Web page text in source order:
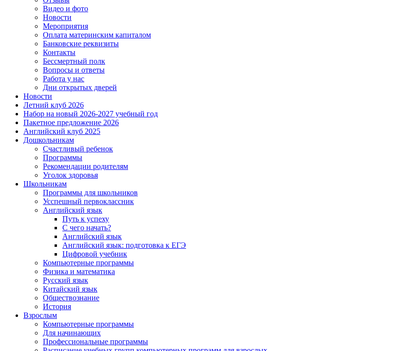
Видео и фото
Новости
Мероприятия
Оплата материнским капиталом
Банковские реквизиты
Контакты
Бессмертный полк
Вопросы и ответы
Работа у нас
Дни открытых дверей
Новости
Летний клуб 2026
Набор на новый 2026-2027 учебный год
Пакетное предложение 2026
Английский клуб 2025
Дошкольникам
Счастливый ребенок
Программы
Рекомендации родителям
Уголок здоровья
Школьникам
Программы для школьников
Усспешный первоклассник
Английский язык
Путь к успеху
С чего начать?
Английский язык
Английский язык: подготовка к ЕГЭ
Цифровой учебник
Компьютерные программы
Физика и математика
Русский язык
Китайский язык
Обществознание
История
Взрослым
Компьютерные программы
Для начинающих
Профессиональные программы